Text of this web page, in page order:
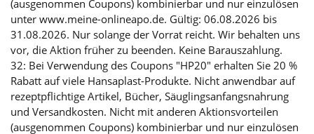
(ausgenommen Coupons) kombinierbar und nur einzulösen
unter www.meine-onlineapo.de. Gültig: 06.08.2026 bis
31.08.2026. Nur solange der Vorrat reicht. Wir behalten uns
vor, die Aktion früher zu beenden. Keine Barauszahlung.
32: Bei Verwendung des Coupons "HP20" erhalten Sie 20 %
Rabatt auf viele Hansaplast-Produkte. Nicht anwendbar auf
rezeptpflichtige Artikel, Bücher, Säuglingsanfangsnahrung
und Versandkosten. Nicht mit anderen Aktionsvorteilen
(ausgenommen Coupons) kombinierbar und nur einzulösen